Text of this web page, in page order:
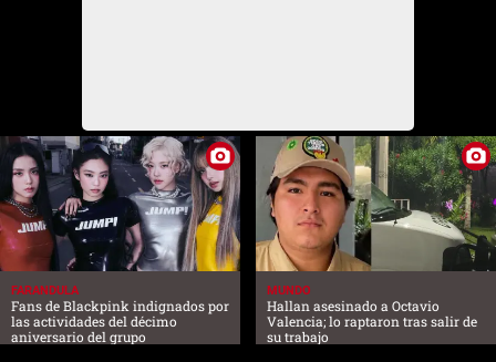
FARANDULA
Fans de Blackpink indignados por
las actividades del décimo
aniversario del grupo
MUNDO
Hallan asesinado a Octavio
Valencia; lo raptaron tras salir de
su trabajo